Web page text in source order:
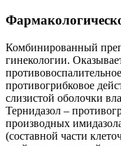
Комбинированный
гинекологии.
противогрибковое
слизистой оболочки
Тернидазол –
производных
(составной части